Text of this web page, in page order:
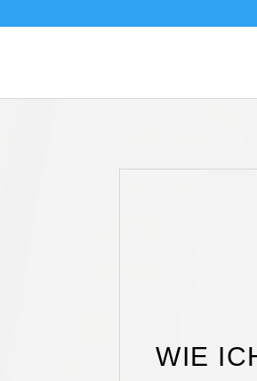
WIE